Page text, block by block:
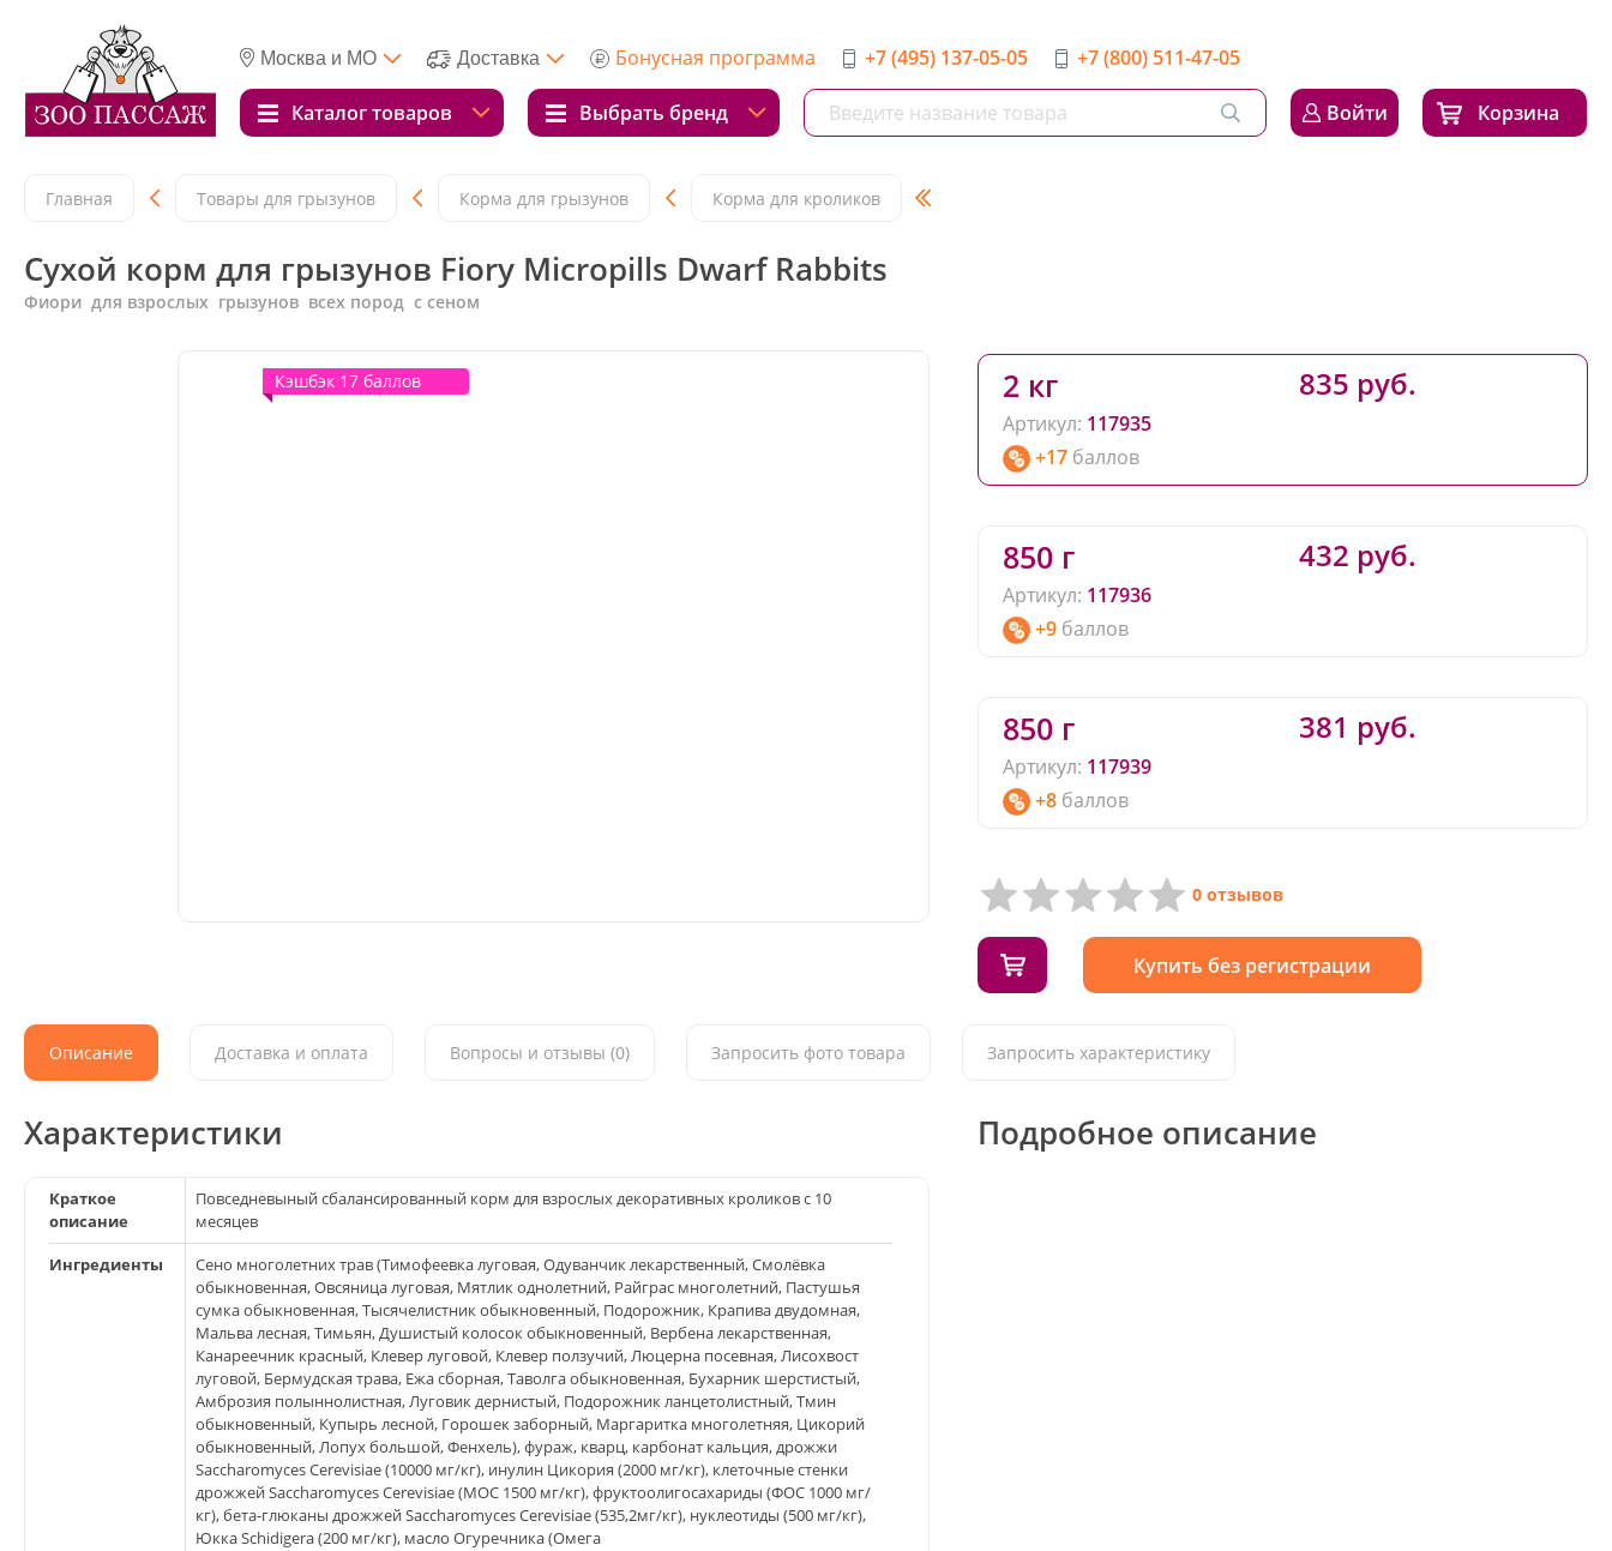
Москва и МО Доставка Бонусная программа +7 (495) 137-05-05 +7 (800) 511-47-05
Каталог товаров Выбрать бренд Войти Корзина
Главная Товары для грызунов Корма для грызунов Корма для кроликов
Сухой корм для грызунов Fiory Micropills Dwarf Rabbits
Фиори для взрослых грызунов всех пород с сеном
Кэшбэк 17 баллов 2 кг
Артикул: 117935
+17 баллов
835 руб.
850 г
Артикул: 117936
+9 баллов
432 руб.
850 г
Артикул: 117939
+8 баллов
381 руб.
Купить без регистрации
0 отзывов
Описание Доставка и оплата Вопросы и отзывы (0) Запросить фото товара Запросить характеристику
Характеристики
Краткое
описание
Повседневыный сбалансированный корм для взрослых декоративных кроликов с 10
месяцев
Ингредиенты
Сено многолетних трав (Тимофеевка луговая, Одуванчик лекарственный, Смолёвка
обыкновенная, Овсяница луговая, Мятлик однолетний, Райграс многолетний, Пастушья
сумка обыкновенная, Тысячелистник обыкновенный, Подорожник, Крапива двудомная,
Мальва лесная, Тимьян, Душистый колосок обыкновенный, Вербена лекарственная,
Канареечник красный, Клевер луговой, Клевер ползучий, Люцерна посевная, Лисохвост
луговой, Бермудская трава, Ежа сборная, Таволга обыкновенная, Бухарник шерстистый,
Амброзия полыннолистная, Луговик дернистый, Подорожник ланцетолистный, Тмин
обыкновенный, Купырь лесной, Горошек заборный, Маргаритка многолетняя, Цикорий
обыкновенный, Лопух большой, Фенхель), фураж, кварц, карбонат кальция, дрожжи
Saccharomyces Cerevisiae (10000 мг/кг), инулин Цикория (2000 мг/кг), клеточные стенки
дрожжей Saccharomyces Cerevisiae (МОС 1500 мг/кг), фруктоолигосахариды (ФОС 1000 мг/
кг), бета-глюканы дрожжей Saccharomyces Cerevisiae (535,2мг/кг), нуклеотиды (500 мг/кг),
Юкка Schidigera (200 мг/кг), масло Огуречника (Омега
Подробное описание